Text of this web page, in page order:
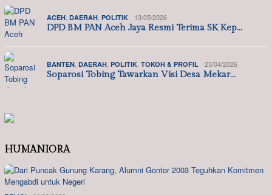
ACEH DAERAH POLITIK 13/05/2026
DPD BM PAN Aceh Jaya Resmi Terima SK Kep…
BANTEN DAERAH POLITIK TOKOH & PROFIL 23/04/2026
Soparosi Tobing Tawarkan Visi Desa Mekar…
HUMANIORA